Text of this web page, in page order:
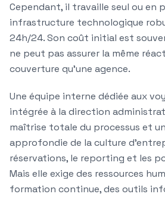
Cependant, il travaille seul ou en
infrastructure technologique
24h/24. Son coût initial est
ne peut pas assurer la même
couverture qu'une agence.
Une équipe interne dédiée aux
intégrée à la direction
maîtrise totale du processus et
approfondie de la culture
réservations, le reporting et les
Mais elle exige des ressources
formation continue, des outils